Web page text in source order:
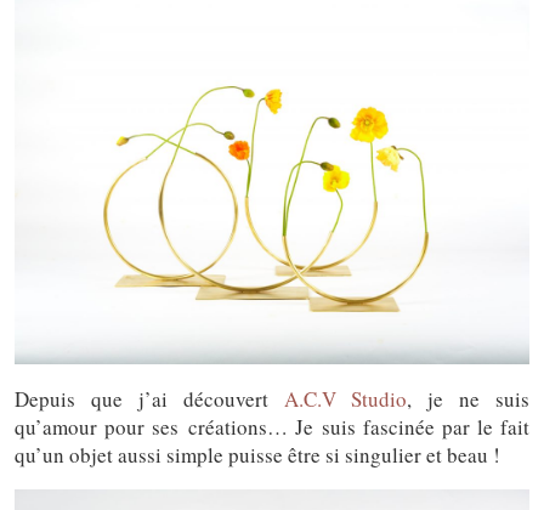
Depuis que j’ai découvert A.C.V Studio, je ne suis
qu’amour pour ses créations… Je suis fascinée par le fait
qu’un objet aussi simple puisse être si singulier et beau !